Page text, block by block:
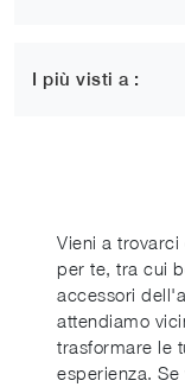
I più visti a :
Vieni a
per te, tra cui
accessori
attendiamo
trasformare le
esperienza.